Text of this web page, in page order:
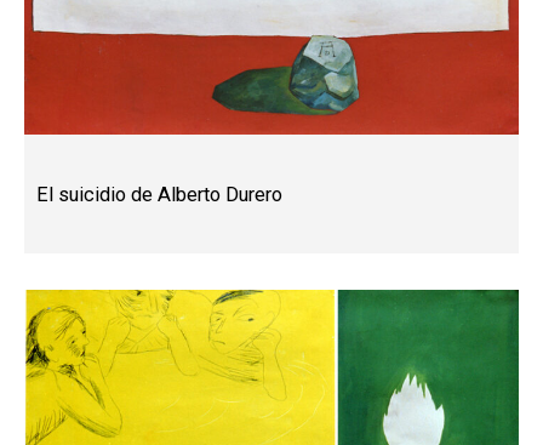
El suicidio de Alberto Durero